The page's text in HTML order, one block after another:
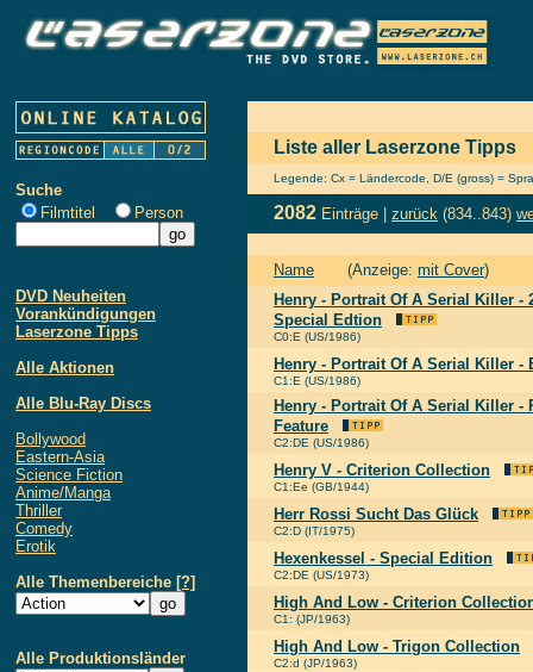
Suche
Filmtitel
Person
DVD Neuheiten
Vorankündigungen
Laserzone Tipps
Alle Aktionen
Alle Blu-Ray Discs
Bollywood
Eastern-Asia
Science Fiction
Anime/Manga
Thriller
Comedy
Erotik
Alle Themenbereiche [?]
Alle Produktionsländer
Liste aller Laserzone Tipps
Legende: Cx = Ländercode, D/E (gross) =
2082 Einträge | zurück (834..843)
Name (Anzeige: mit Cover)
Henry - Portrait Of A Serial Killer -
Special Edtion
C0:E (US/1986)
Henry - Portrait Of A Serial Killer -
C1:E (US/1986)
Henry - Portrait Of A Serial Killer -
Feature
C2:DE (US/1986)
Henry V - Criterion Collection
C1:Ee (GB/1944)
Herr Rossi Sucht Das Glück
C2:D (IT/1975)
Hexenkessel - Special Edition
C2:DE (US/1973)
High And Low - Criterion
C1: (JP/1963)
High And Low - Trigon Collection
C2:d (JP/1963)